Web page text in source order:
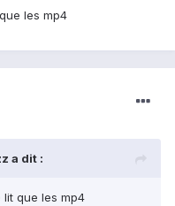
les mp4
a dit :
que les mp4